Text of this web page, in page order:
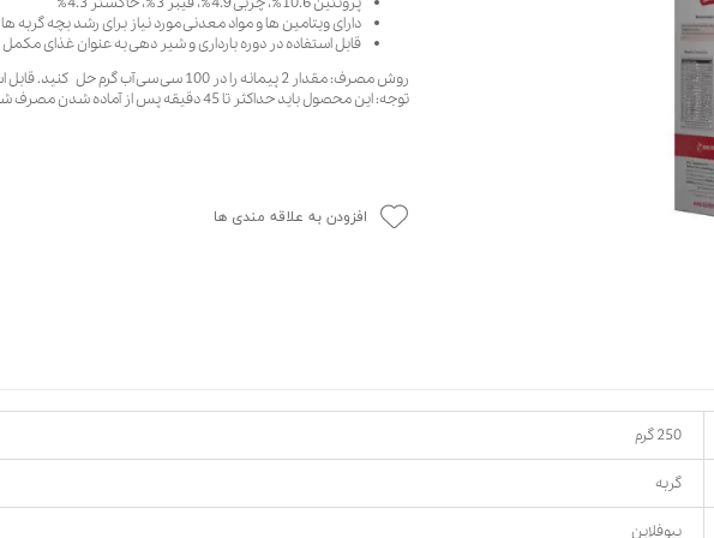
گربه
بچه گربه
گربه
سگ
دارای ویتامین ها و مواد معدنی مورد نیاز برای رشد بچه گربه ها
قابل استفاده در دوره بارداری و شیر دهی به عنوان غذای مکمل
روش مصرف: مقدار 2 پیمانه را در 100 سی سی آب گرم حل کنید. قابل استفاده 3-4 بار در روز
توجه: این محصول باید حداکثر تا 45 دقیقه پس از آماده شدن مصرف شود.
افزودن به علاقه مندی ها
250 گرم
گربه
بیوفلاین